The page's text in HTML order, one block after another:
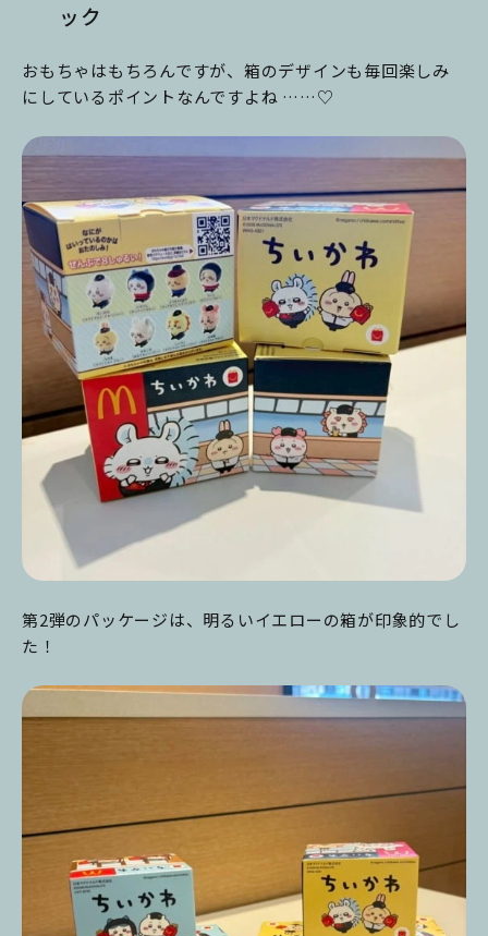
ック
おもちゃはもちろんですが、箱のデザインも毎回楽しみ
にしているポイントなんですよね ……♡
第2弾のパッケージは、明るいイエローの箱が印象的でし
た！